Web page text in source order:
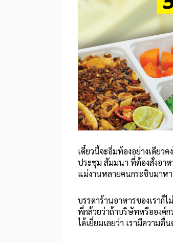
เดี๋ยวนี้จะอิ่มท้องอย่างเดียว
ประชุม สัมมนา ที่ต้องสั่งอา
แม่งานหลายคนกระซิบมาห
บรรดาร้านอาหารของเราก็
พี่กล้วยว่าถ้าบริษัทหรือองค์ก
ได้เยี่ยมเลยว่า เรามีความ